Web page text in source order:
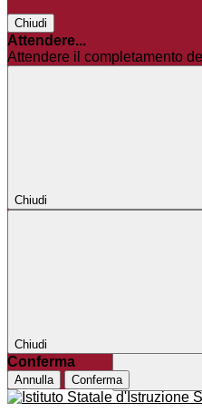
Chiudi
Attendere...
Attendere il completamento
Chiudi
Chiudi
Conferma
Annulla Conferma